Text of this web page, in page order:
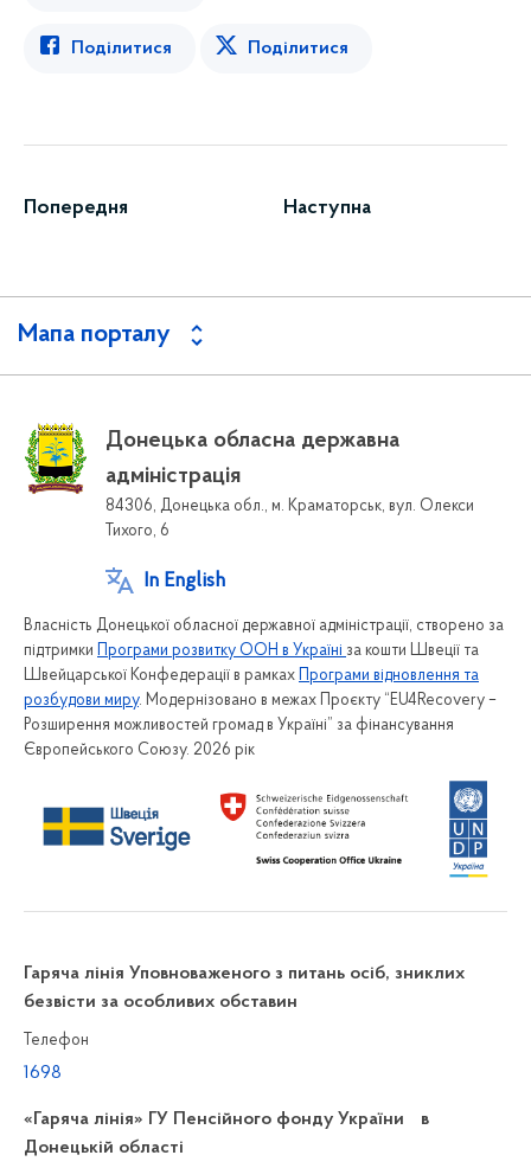
Поділитися Поділитися
Попередня Наступна
Мапа порталу
Донецька обласна державна
адміністрація
84306, Донецька обл., м. Краматорськ, вул. Олекси
Тихого, 6
In English
Власність Донецької обласної державної адміністрації, створено за
підтримки Програми розвитку ООН в Україні за кошти Швеції та
Швейцарської Конфедерації в рамках Програми відновлення та
розбудови миру. Модернізовано в межах Проєкту “EU4Recovery –
Розширення можливостей громад в Україні” за фінансування
Європейського Союзу. 2026 рік
Гаряча лінія Уповноваженого з питань осіб, зниклих
безвісти за особливих обставин
Телефон
1698
«Гаряча лінія» ГУ Пенсійного фонду України в
Донецькій області